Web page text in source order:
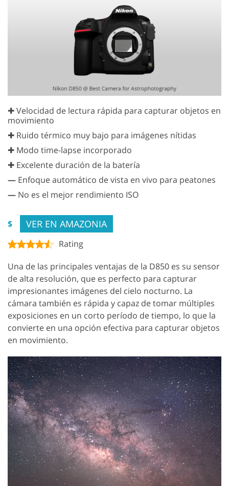
✚ Velocidad de lectura rápida para capturar objetos en
movimiento
✚ Ruido térmico muy bajo para imágenes nítidas
✚ Modo time-lapse incorporado
✚ Excelente duración de la batería
— Enfoque automático de vista en vivo para peatones
— No es el mejor rendimiento ISO
$ VER EN AMAZONIA
Rating
Una de las principales ventajas de la D850 es su sensor
de alta resolución, que es perfecto para capturar
impresionantes imágenes del cielo nocturno. La
cámara también es rápida y capaz de tomar múltiples
exposiciones en un corto período de tiempo, lo que la
convierte en una opción efectiva para capturar objetos
en movimiento.